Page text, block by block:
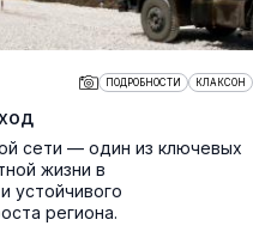
ПОДРОБНОСТИ КЛАКСОН
сети — один из ключевых
жизни в
устойчивого
региона.